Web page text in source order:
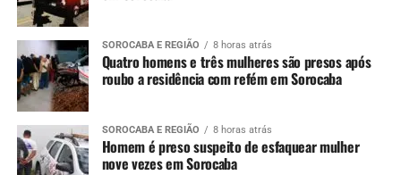
SOROCABA E REGIÃO 8 horas atrás
Quatro homens e três mulheres são presos após
roubo a residência com refém em Sorocaba
SOROCABA E REGIÃO 8 horas atrás
Homem é preso suspeito de esfaquear mulher
nove vezes em Sorocaba